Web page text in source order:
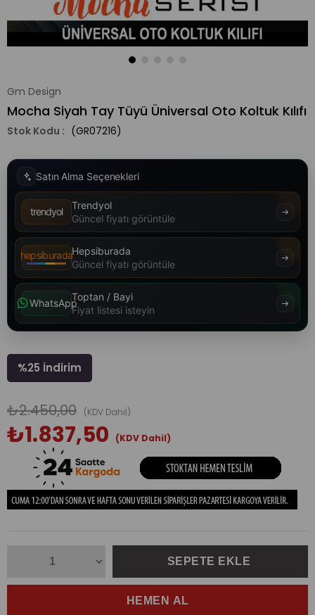
Gm Design
Mocha Siyah Tay Tüyü Üniversal Oto Koltuk Kılıfı
(GR07216)
Satın Alma Seçenekleri
trendyol
Trendyol
Güncel fiyatı görüntüle
hepsiburadaHepsiburada
Güncel fiyatı görüntüle
WhatsApp
Toptan / Bayi
Fiyat listesi isteyin
%25 İndirim
₺2.450,00 (KDV Dahil)
₺1.837,50 (KDV Dahil)